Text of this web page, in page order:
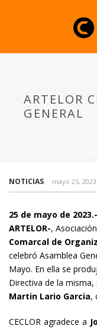
ARTELOR
GENERAL
NOTICIAS mayo 25, 2023
25 de mayo de 2023.-
ARTELOR-,
Comarcal de
celebró Asamblea
Mayo. En ella se
Directiva de la misma,
Martin Lario Garcia,
CECLOR agradece a